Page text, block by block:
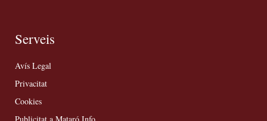
Serveis
Avís Legal
Privacitat
Cookies